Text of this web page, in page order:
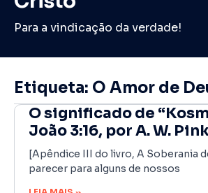
Para a vindicação da verdade!
Etiqueta: O Amor de
O significado de
João 3:16, por A. W.
[Apêndice III do livro, A Soberania
parecer para alguns de nossos